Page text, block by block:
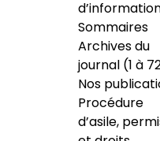
Sommaires
Archives du
journal (1 à
Nos
Procédure
d’asile,